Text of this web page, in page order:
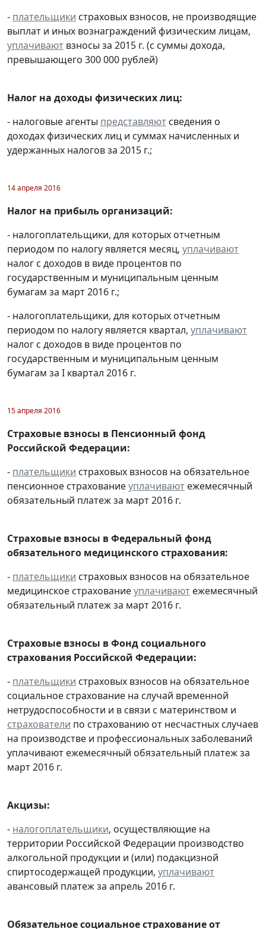
- плательщики страховых взносов, не производящие
выплат и иных вознаграждений физическим лицам,
уплачивают взносы за 2015 г. (с суммы дохода,
превышающего 300 000 рублей)
Налог на доходы физических лиц:
- налоговые агенты представляют сведения о
доходах физических лиц и суммах начисленных и
удержанных налогов за 2015 г.;
14 апреля 2016
Налог на прибыль организаций:
- налогоплательщики, для которых отчетным
периодом по налогу является месяц, уплачивают
налог с доходов в виде процентов по
государственным и муниципальным ценным
бумагам за март 2016 г.;
- налогоплательщики, для которых отчетным
периодом по налогу является квартал, уплачивают
налог с доходов в виде процентов по
государственным и муниципальным ценным
бумагам за I квартал 2016 г.
15 апреля 2016
Страховые взносы в Пенсионный фонд
Российской Федерации:
- плательщики страховых взносов на обязательное
пенсионное страхованиеуплачивают ежемесячный
обязательный платеж за март 2016 г.
Страховые взносы в Федеральный фонд
обязательного медицинского страхования:
- плательщики страховых взносов на обязательное
медицинское страхованиеуплачивают ежемесячный
обязательный платеж за март 2016 г.
Страховые взносы в Фонд социального
страхования Российской Федерации:
- плательщики страховых взносов на обязательное
социальное страхование на случай временной
нетрудоспособности и в связи с материнством и
страхователи по страхованию от несчастных случаев
на производстве и профессиональных заболеваний
уплачивают ежемесячный обязательный платеж за
март 2016 г.
Акцизы:
- налогоплательщики, осуществляющие на
территории Российской Федерации производство
алкогольной продукции и (или) подакцизной
спиртосодержащей продукции, уплачивают
авансовый платеж за апрель 2016 г.
Обязательное социальное страхование от